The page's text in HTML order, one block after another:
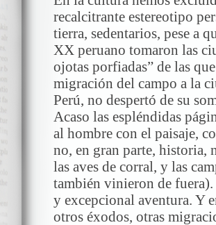
recalcitrante estereotipo
tierra, sedentarios, pese a
XX peruano tomaron las
ojotas porfiadas” de las
migración del campo a la
Perú, no despertó de su
Acaso las espléndidas
al hombre con el paisaje,
no, en gran parte, historia,
las aves de corral, y las
también vinieron de
y excepcional aventura. Y
otros éxodos, otras